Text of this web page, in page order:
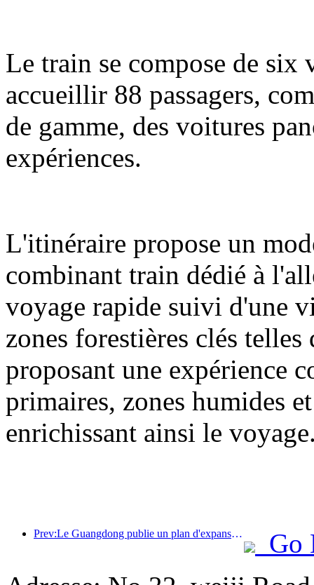
Le train se compose de six
accueillir 88 passagers,
de gamme, des voitures
expériences.
L'itinéraire propose un
combinant train dédié à
voyage rapide suivi d'une
zones forestières clés
proposant une expérience
primaires, zones humides
enrichissant ainsi le
Prev:Le Guangdong publie un plan d'expansion des capacités du secteur des services pour faire de la région de la Grande Baie une destination touristique de classe mondiale.
Go